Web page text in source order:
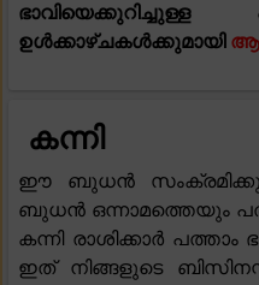
ഉൾക്കാഴ്ചകൾക്കുമായി
കന്നി
ഈ ബുധൻ
ബുധൻ ഒന്നാമത്തെയും
കന്നി രാശിക്കാർ
ഇത് നിങ്ങളുടെ